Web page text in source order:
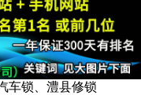
车锁、澧县修锁